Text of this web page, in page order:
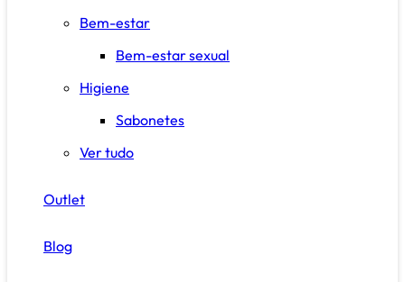
Bem-estar
Bem-estar sexual
Higiene
Sabonetes
Ver tudo
Outlet
Blog